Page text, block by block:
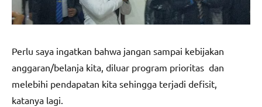
Perlu saya ingatkan bahwa jangan sampai kebijakan
anggaran/belanja kita, diluar program prioritas dan
melebihi pendapatan kita sehingga terjadi defisit,
katanya lagi.